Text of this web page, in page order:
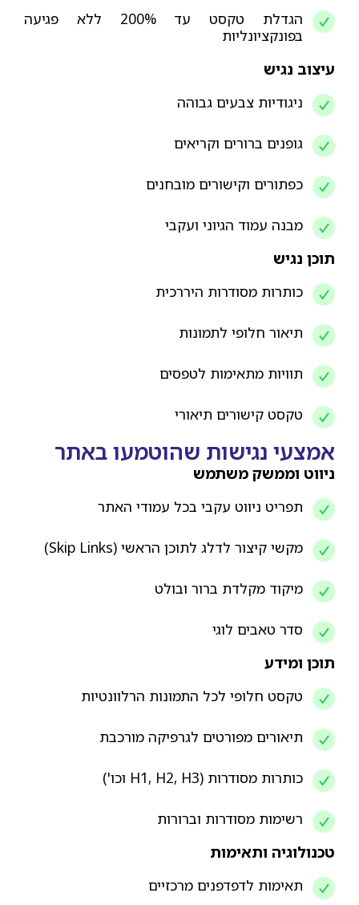
הגדלת טקסט עד 200% ללא פגיעה
בפונקציונליות
עיצוב נגיש
ניגודיות צבעים גבוהה
גופנים ברורים וקריאים
כפתורים וקישורים מובחנים
מבנה עמוד הגיוני ועקבי
תוכן נגיש
כותרות מסודרות היררכית
תיאור חלופי לתמונות
תוויות מתאימות לטפסים
טקסט קישורים תיאורי
אמצעי נגישות שהוטמעו באתר
ניווט וממשק משתמש
תפריט ניווט עקבי בכל עמודי האתר
מקשי קיצור לדלג לתוכן הראשי (Skip Links)
מיקוד מקלדת ברור ובולט
סדר טאבים לוגי
תוכן ומידע
טקסט חלופי לכל התמונות הרלוונטיות
תיאורים מפורטים לגרפיקה מורכבת
כותרות מסודרות (H1, H2, H3 וכו')
רשימות מסודרות וברורות
טכנולוגיה ותאימות
תאימות לדפדפנים מרכזיים